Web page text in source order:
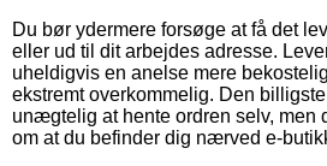
Du bør ydermere forsøge at få det
eller ud til dit arbejdes adresse.
uheldigvis en anelse mere
ekstremt overkommelig. Den
unægtelig at hente ordren selv, men
om at du befinder dig nærved e-